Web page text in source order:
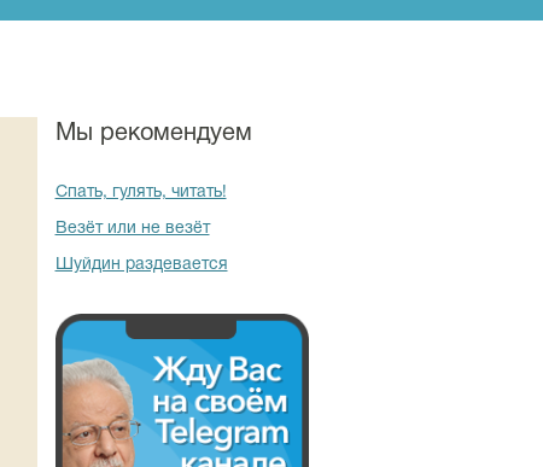
Мы рекомендуем
Спать, гулять, читать!
Везёт или не везёт
Шуйдин раздевается